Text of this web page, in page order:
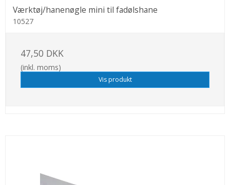
Værktøj/hanenøgle mini til fadølshane
10527
47,50 DKK
(inkl. moms)
Vis produkt